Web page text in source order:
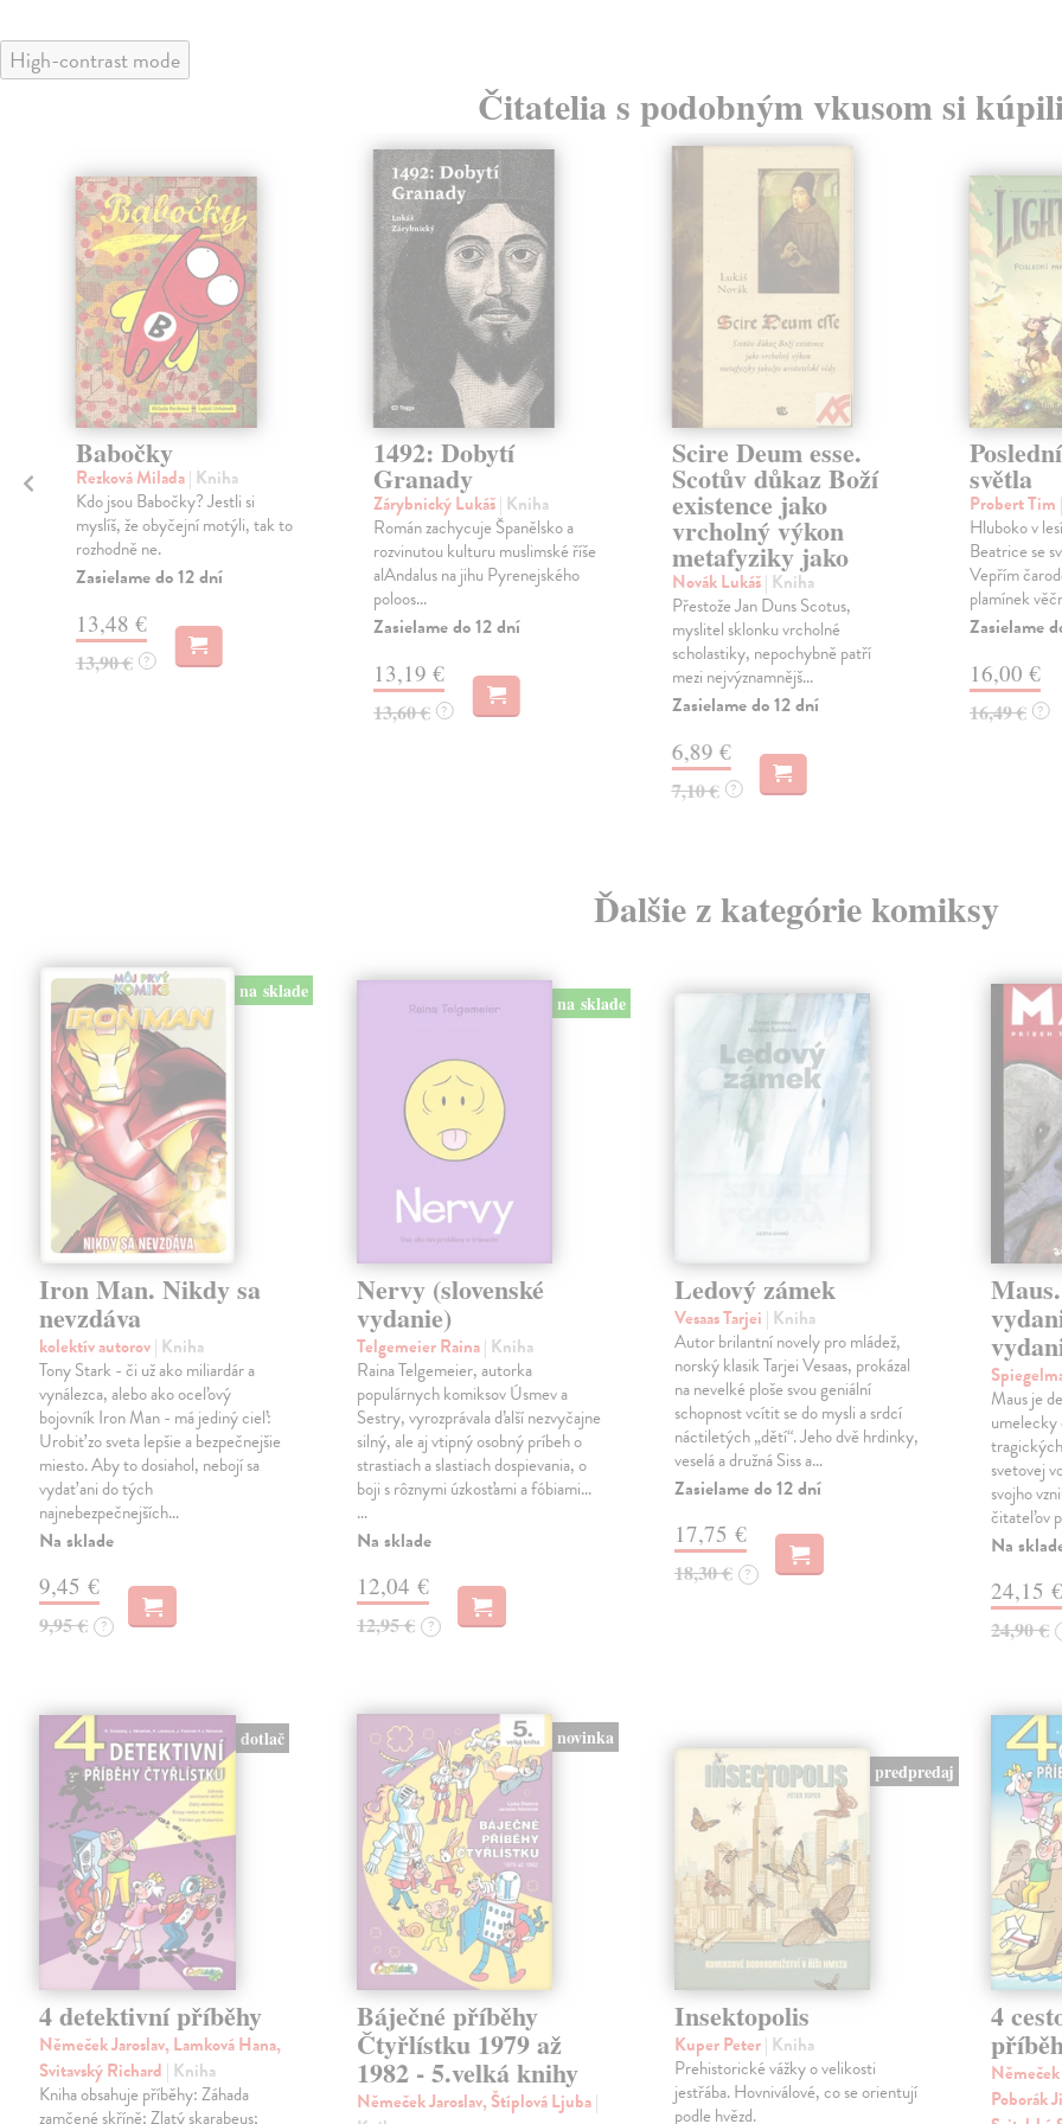
High-contrast mode
Čitatelia s podobným vkusom si
Babočky
Rezková Milada| Kniha
Kdo jsou Babočky? Jestli si
myslíš, že obyčejní motýli, tak to
rozhodně ne.
Zasielame do 12 dní
13,48 €
13,90 € ?
1492: Dobytí
Granady
Zárybnický Lukáš| Kniha
Román zachycuje Španělsko a
rozvinutou kulturu muslimské říše
al­Andalus na jihu Pyrenejského
poloos...
Zasielame do 12 dní
13,19 €
13,60 € ?
Scire Deum esse.
Scotův důkaz Boží
existence jako
vrcholný výkon
metafyziky jako
Novák Lukáš| Kniha
Přestože Jan Duns Scotus,
myslitel sklonku vrcholné
scholastiky, nepochybně patří
mezi nejvýznamnějš...
Zasielame do 12 dní
6,89 €
7,10 € ?
světla
Probert Tim
Hluboko v
Beatrice se
Vepřím
plamínek
Zasielame
16,00 €
16,49 € ?
Ďalšie z kategórie komiksy
na sklade
Iron Man. Nikdy sa
nevzdáva
kolektív autorov| Kniha
Tony Stark - či už ako miliardár a
vynálezca, alebo ako oceľový
bojovník Iron Man - má jediný cieľ:
Urobiť zo sveta lepšie a bezpečnejšie
miesto. Aby to dosiahol, nebojí sa
vydať ani do tých
najnebezpečnejších…
Na sklade
9,45 €
9,95 € ?
na sklade
Nervy (slovenské
vydanie)
Telgemeier Raina| Kniha
Raina Telgemeier, autorka
populárnych komiksov Úsmev a
Sestry, vyrozprávala ďalší nezvyčajne
silný, ale aj vtipný osobný príbeh o
strastiach a slastiach dospievania, o
boji s rôznymi úzkosťami a fóbiami...
…
Na sklade
12,04 €
12,95 € ?
Ledový zámek
Vesaas Tarjei | Kniha
Autor brilantní novely pro mládež,
norský klasik Tarjei Vesaas, prokázal
na nevelké ploše svou geniální
schopnost vcítit se do mysli a srdcí
náctiletých „dětí“. Jeho dvě hrdinky,
veselá a družná Siss a…
Zasielame do 12 dní
17,75 €
18,30 € ?
Maus je
umelecky
svetovej
svojho
čitateľov
Na
24,15 €
24,90 €
dotlač
4 detektivní příběhy
Němeček Jaroslav, Lamková Hana,
Svitavský Richard | Kniha
Kniha obsahuje příběhy: Záhada
zamčené skříně; Zlatý skarabeus;
novinka
Báječné příběhy
Čtyřlístku 1979 až
1982 - 5.velká knihy
Němeček Jaroslav, Štíplová Ljuba|
predpredaj
Insektopolis
Kuper Peter| Kniha
Prehistorické vážky o velikosti
jestřába. Hovniválové, co se orientují
podle hvězd.
4
Poborák